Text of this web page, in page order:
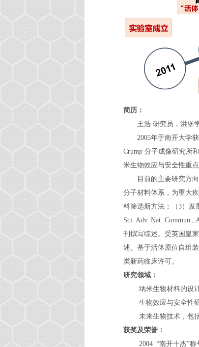
简历：
王浩 研究员，洪堡学
2005年于南开大学获
Crump 分子成像研究所
米生物效应与安全性重点
目前的主要研究方向
分子材料体系，为重大
料筛选新方法；（3）发
Sci. Adv. Nat. Commun.,
刊撰写综述。受英国皇
述。基于活体原位自组
类新药临床许可。
研究领域：
纳米生物材料的设
生物效应与安全性
未来生物技术，包括
获奖及荣誉：
2004 “南开十杰”称